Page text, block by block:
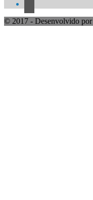
© 2017 - Desenvolvido por